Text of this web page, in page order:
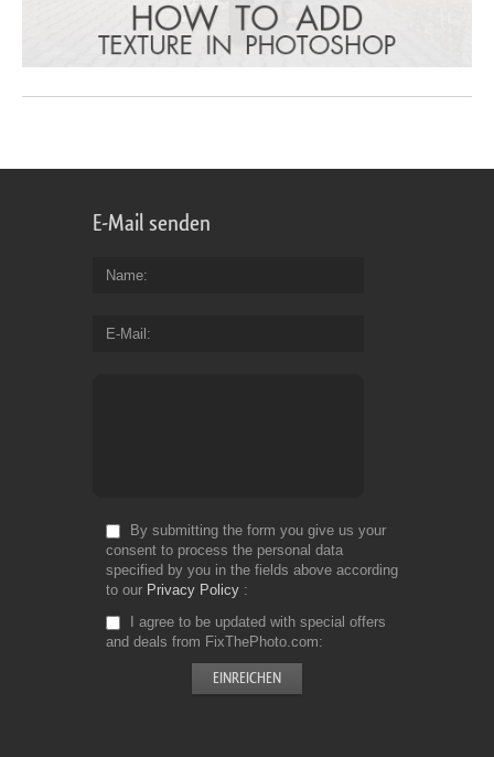
E-Mail senden
Name
E-Mail
By submitting the form you give us your
consent to process the personal data
specified by you in the fields above according
to our Privacy Policy
I agree to be updated with special offers
and deals from FixThePhoto.com